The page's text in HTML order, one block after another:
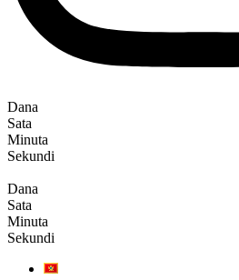
Dana
Sata
Minuta
Sekundi
Dana
Sata
Minuta
Sekundi